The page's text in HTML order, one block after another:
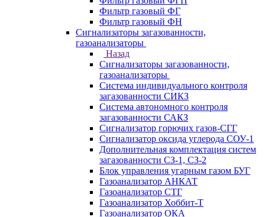
Фильтр газовый ФГ
Фильтр газовый ФН
Сигнализаторы загазованности,
газоанализаторы
Назад
Сигнализаторы загазованности,
газоанализаторы
Система индивидуального контроля
загазованности СИКЗ
Система автономного контроля
загазованности САКЗ
Сигнализатор горючих газов-СГГ
Сигнализатор оксида углерода СОУ-1
Дополнительная комплектация систем
загазованности СЗ-1, СЗ-2
Блок управления угарным газом БУГ
Газоанализатор АНКАТ
Газоанализатор СТГ
Газоанализатор Хоббит-Т
Газоанализатор ОКА